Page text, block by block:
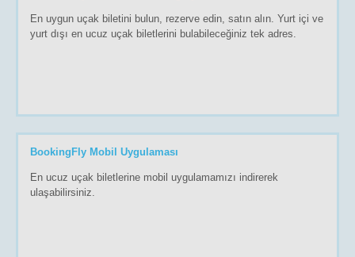
En uygun uçak biletini bulun, rezerve edin, satın alın. Yurt içi ve
yurt dışı en ucuz uçak biletlerini bulabileceğiniz tek adres.
BookingFly Mobil Uygulaması
En ucuz uçak biletlerine mobil uygulamamızı indirerek
ulaşabilirsiniz.